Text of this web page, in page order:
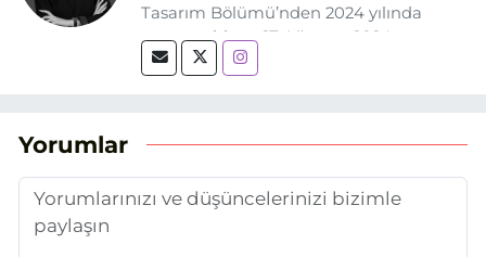
Tasarım Bölümü’nden 2024 yılında
mezun oldum. 17 Ağustos 2024
tarihinde, Grafik Tasarım alanında staj
adım attım.
Yorumlar